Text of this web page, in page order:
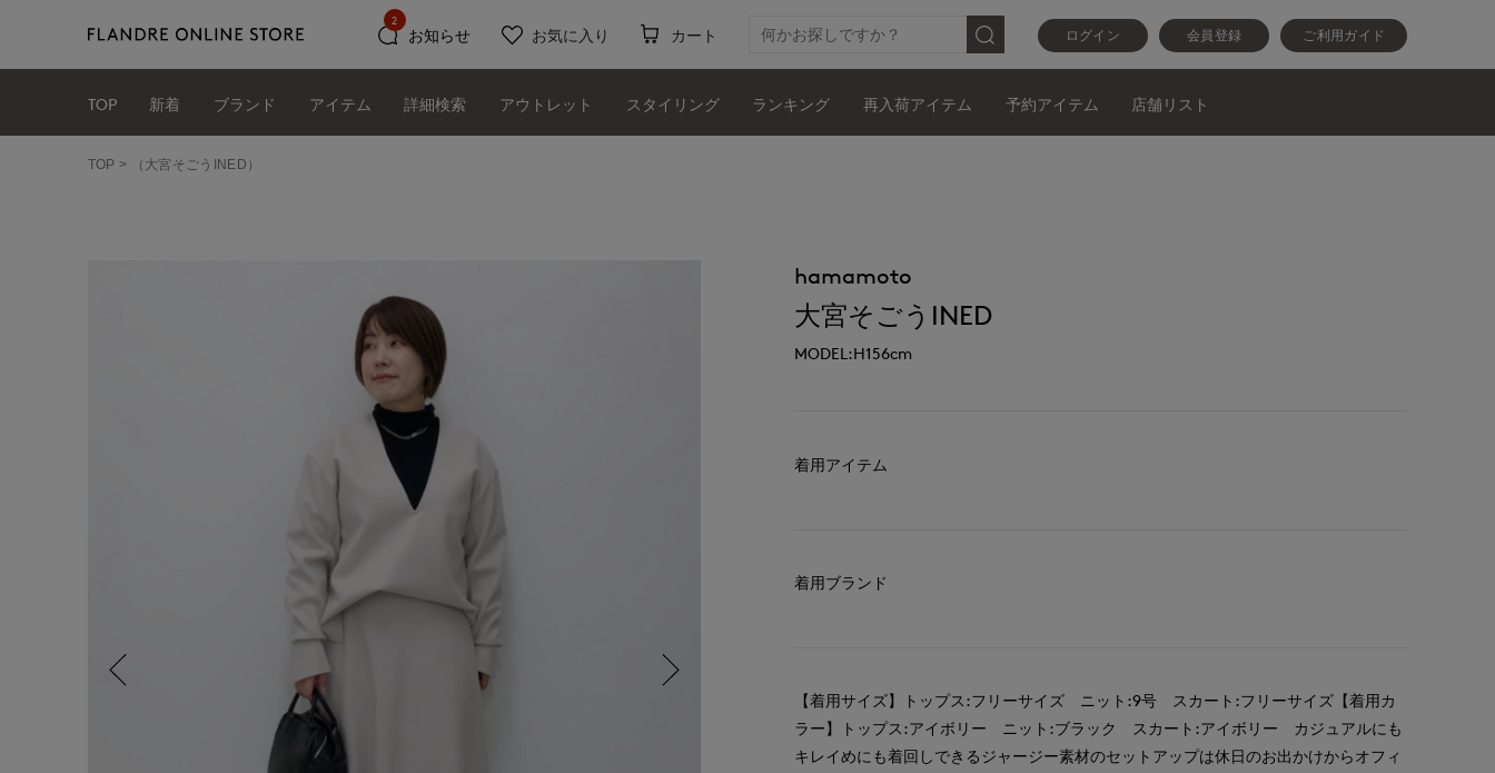
ログイン 会員登録 ご利用ガイド
お知らせ
2
お気に入り カート
TOP 新着 ブランド アイテム 詳細検索 アウトレット スタイリング ランキング 再入荷アイテム 予約アイテム 店舗リスト
TOP （大宮そごうINED）
hamamoto
大宮そごうINED
MODEL:H156cm
着用アイテム
着用ブランド
【着用サイズ】トップス:フリーサイズ ニット:9号 スカート:フリーサイズ【着用カ
ラー】トップス:アイボリー ニット:ブラック スカート:アイボリー カジュアルにも
キレイめにも着回しできるジャージー素材のセットアップは休日のお出かけからオフィ